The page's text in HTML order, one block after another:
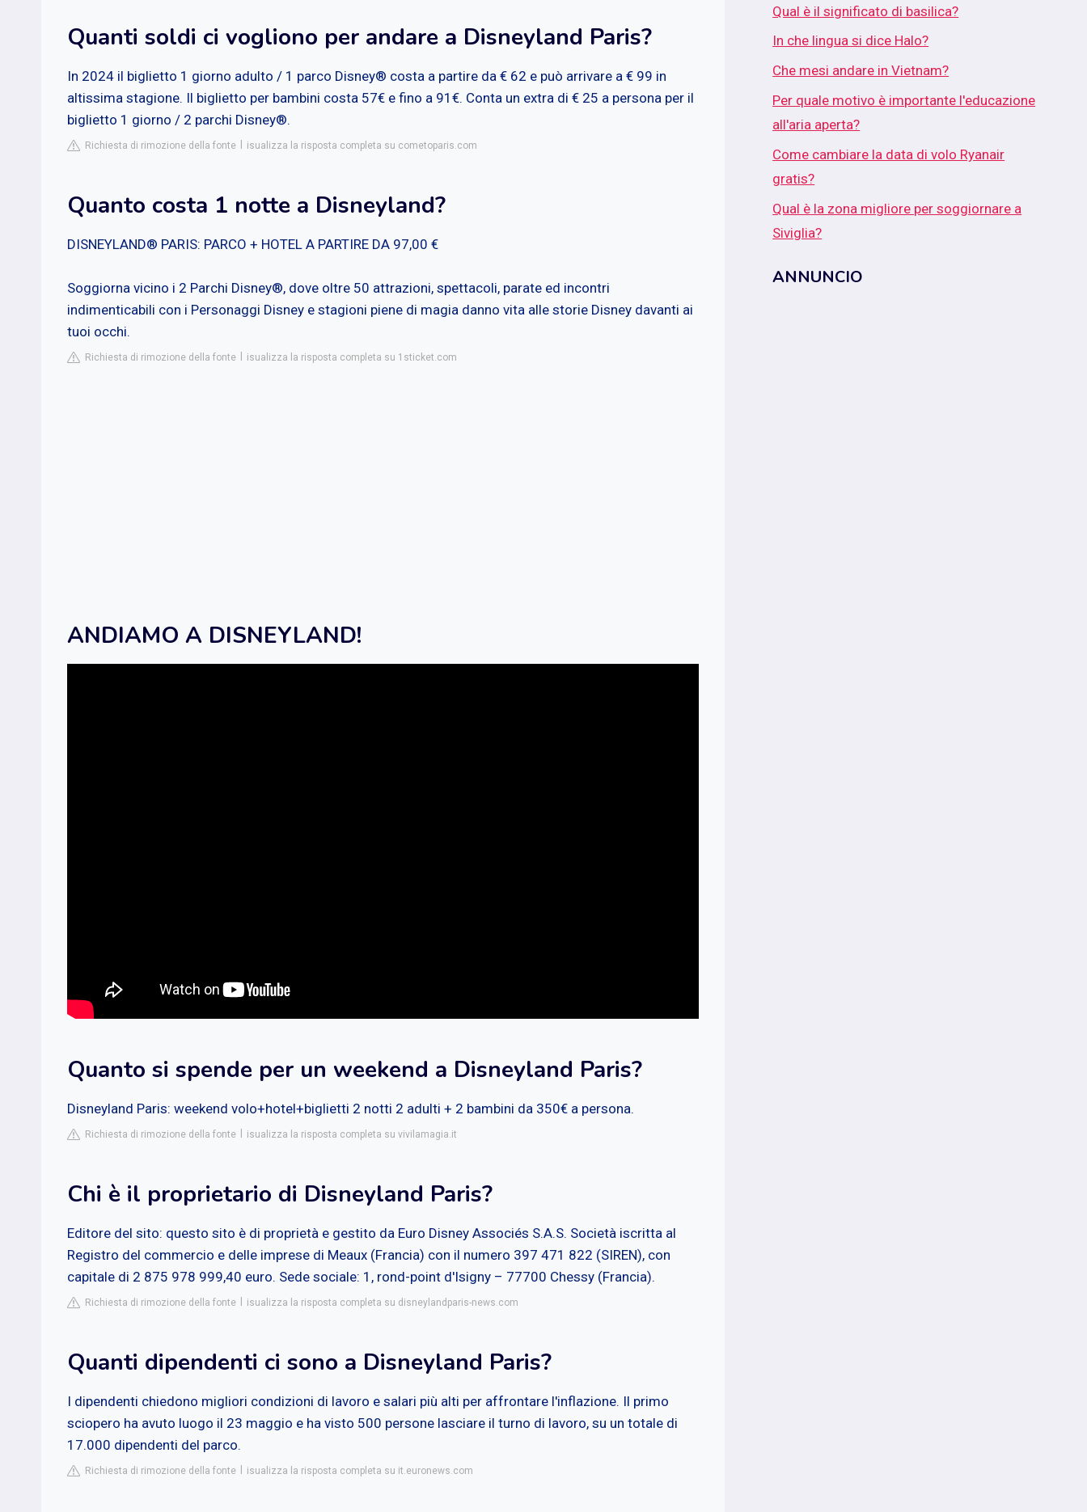
Quanti soldi ci vogliono per andare a Disneyland Paris?
In 2024 il biglietto 1 giorno adulto / 1 parco Disney® costa a partire da € 62 e può arrivare a € 99 in
altissima stagione. Il biglietto per bambini costa 57€ e fino a 91€. Conta un extra di € 25 a persona per il
biglietto 1 giorno / 2 parchi Disney®.
Richiesta di rimozione della fonte isualizza la risposta completa su cometoparis.com
Quanto costa 1 notte a Disneyland?
DISNEYLAND® PARIS: PARCO + HOTEL A PARTIRE DA 97,00 €
Soggiorna vicino i 2 Parchi Disney®, dove oltre 50 attrazioni, spettacoli, parate ed incontri
indimenticabili con i Personaggi Disney e stagioni piene di magia danno vita alle storie Disney davanti ai
tuoi occhi.
Richiesta di rimozione della fonte isualizza la risposta completa su 1sticket.com
ANDIAMO A DISNEYLAND!
Quanto si spende per un weekend a Disneyland Paris?
Disneyland Paris: weekend volo+hotel+biglietti 2 notti 2 adulti + 2 bambini da 350€ a persona.
Richiesta di rimozione della fonte isualizza la risposta completa su vivilamagia.it
Chi è il proprietario di Disneyland Paris?
Editore del sito: questo sito è di proprietà e gestito da Euro Disney Associés S.A.S. Società iscritta al
Registro del commercio e delle imprese di Meaux (Francia) con il numero 397 471 822 (SIREN), con
capitale di 2 875 978 999,40 euro. Sede sociale: 1, rond-point d'Isigny – 77700 Chessy (Francia).
Richiesta di rimozione della fonte isualizza la risposta completa su disneylandparis-news.com
Quanti dipendenti ci sono a Disneyland Paris?
I dipendenti chiedono migliori condizioni di lavoro e salari più alti per affrontare l'inflazione. Il primo
sciopero ha avuto luogo il 23 maggio e ha visto 500 persone lasciare il turno di lavoro, su un totale di
17.000 dipendenti del parco.
Richiesta di rimozione della fonte isualizza la risposta completa su it.euronews.com
Qual è il significato di basilica?
In che lingua si dice Halo?
Che mesi andare in Vietnam?
Per quale motivo è importante l'educazione
all'aria aperta?
Come cambiare la data di volo Ryanair
gratis?
Qual è la zona migliore per soggiornare a
Siviglia?
ANNUNCIO